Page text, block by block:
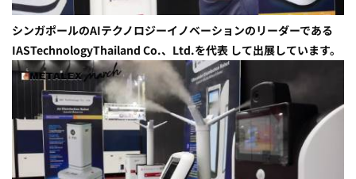
シンガポールのAIテクノロジーイノベーションのリーダーである
IASTechnologyThailand Co.、Ltd.を代表 して出展しています。